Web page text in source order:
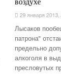
воздухе
29 января 2013,
Лысаков
патрона"
предельно
алкоголя в
пресловутых